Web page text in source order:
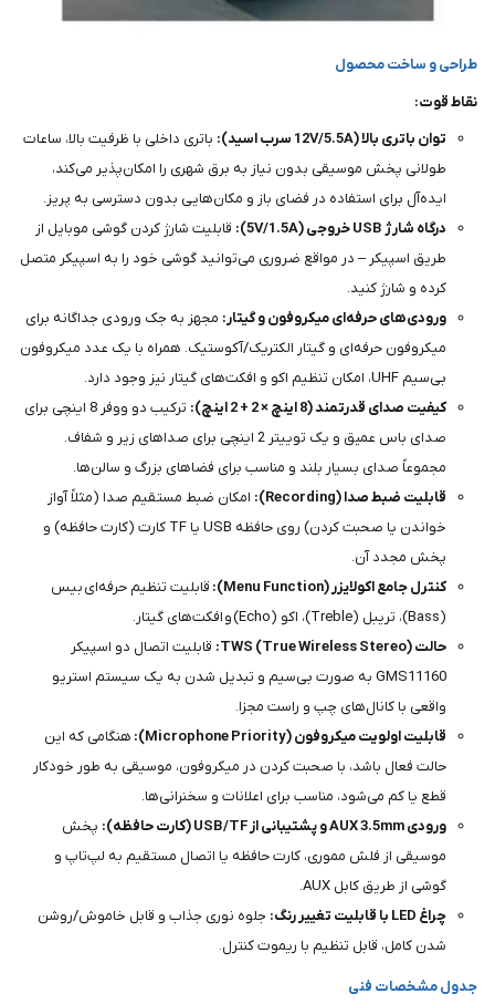
طراحی و ساخت محصول
نقاط قوت:
توان باتری بالا (12V/5.5A سرب اسید):
باتری داخلی با ظرفیت بالا، ساعات
طولانی پخش موسیقی بدون نیاز به برق شهری را امکان‌پذیر می‌کند،
ایده‌آل برای استفاده در فضای باز و مکان‌هایی بدون دسترسی به پریز.
درگاه شارژ USB خروجی (5V/1.5A):
قابلیت شارژ کردن گوشی موبایل از
طریق اسپیکر – در مواقع ضروری می‌توانید گوشی خود را به اسپیکر متصل
کرده و شارژ کنید.
ورودی‌های حرفه‌ای میکروفون و گیتار: مجهز به جک ورودی جداگانه برای
میکروفون حرفه‌ای و گیتار الکتریک/آکوستیک. همراه با یک عدد میکروفون
بی‌سیم UHF، امکان تنظیم اکو و افکت‌های گیتار نیز وجود دارد.
کیفیت صدای قدرتمند (8 اینچ × 2 + 2 اینچ):
ترکیب دو ووفر 8 اینچی برای
صدای باس عمیق و یک توییتر 2 اینچی برای صداهای زیر و شفاف.
مجموعاً صدای بسیار بلند و مناسب برای فضاهای بزرگ و سالن‌ها.
قابلیت ضبط صدا (Recording):
امکان ضبط مستقیم صدا (مثلاً آواز
خواندن یا صحبت کردن) روی حافظه USB یا TF کارت (کارت حافظه) و
پخش مجدد آن.
کنترل جامع اکولایزر (Menu Function):
قابلیت تنظیم حرفه‌ای بیس
(Bass)، تریبل (Treble)، اکو (Echo) و افکت‌های گیتار.
حالت TWS (True Wireless Stereo):
قابلیت اتصال دو اسپیکر
GMS11160 به صورت بی‌سیم و تبدیل شدن به یک سیستم استریو
واقعی با کانال‌های چپ و راست مجزا.
قابلیت اولویت میکروفون (Microphone Priority):
هنگامی که این
حالت فعال باشد، با صحبت کردن در میکروفون، موسیقی به طور خودکار
قطع یا کم می‌شود، مناسب برای اعلانات و سخنرانی‌ها.
ورودی AUX 3.5mm و پشتیبانی از USB/TF (کارت حافظه):
پخش
موسیقی از فلش مموری، کارت حافظه یا اتصال مستقیم به لپ‌تاپ و
گوشی از طریق کابل AUX.
چراغ LED با قابلیت تغییر رنگ:
جلوه نوری جذاب و قابل خاموش/روشن
شدن کامل، قابل تنظیم با ریموت کنترل.
جدول مشخصات فنی